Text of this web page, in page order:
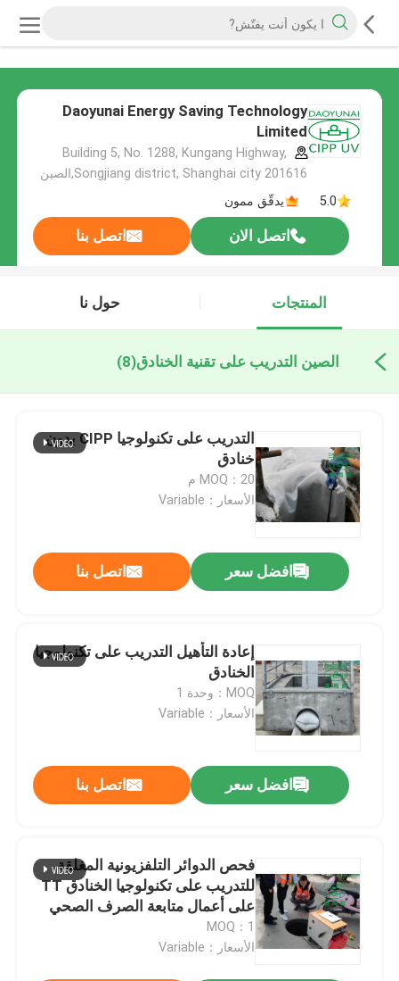
Daoyunai Energy Saving Technology
Limited
Building 5, No. 1288, Kungang Highway,
Songjiang district, Shanghai city 201616,الصين
5.0
يدقّق ممون
اتصل الان اتصل بنا
المنتجات حول نا
الصين التدريب على تقنية الخنادق(8)
التدريب على تكنولوجيا CIPP بدون
خنادق
MOQ：20 م
الأسعار：Variable
افضل سعر اتصل بنا
إعادة التأهيل التدريب على تكنولوجيا
الخنادق
MOQ：وحدة 1
الأسعار：Variable
افضل سعر اتصل بنا
فحص الدوائر التلفزيونية المغلقة
للتدريب على تكنولوجيا الخنادق TT
على أعمال متابعة الصرف الصحي
تحت الأرض
MOQ：1
الأسعار：Variable